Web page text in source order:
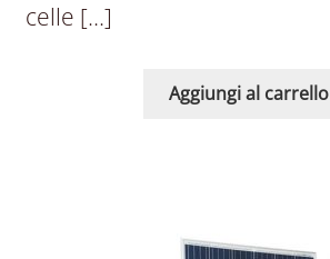
celle […]
Aggiungi al carrello